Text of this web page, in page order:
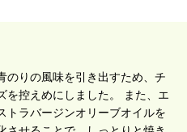
のりの風味を引き出すため、チ
を控えめにしました。 また、エ
トラバージンオリーブオイルを